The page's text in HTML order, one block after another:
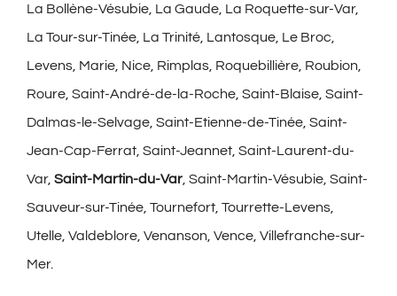
La Bollène-Vésubie, La Gaude, La Roquette-sur-Var,
La Tour-sur-Tinée, La Trinité, Lantosque, Le Broc,
Levens, Marie, Nice, Rimplas, Roquebillière, Roubion,
Roure, Saint-André-de-la-Roche, Saint-Blaise, Saint-
Dalmas-le-Selvage, Saint-Etienne-de-Tinée, Saint-
Jean-Cap-Ferrat, Saint-Jeannet, Saint-Laurent-du-
Var, Saint-Martin-du-Var, Saint-Martin-Vésubie, Saint-
Sauveur-sur-Tinée, Tournefort, Tourrette-Levens,
Utelle, Valdeblore, Venanson, Vence, Villefranche-sur-
Mer.